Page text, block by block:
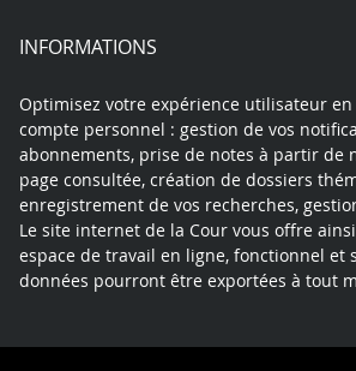
INFORMATIONS
Optimisez votre expérience utilisateur
compte personnel : gestion de vos
abonnements, prise de notes à partir de
page consultée, création de dossiers
enregistrement de vos recherches,
Le site internet de la Cour vous offre
espace de travail en ligne, fonctionnel et
données pourront être exportées à tout